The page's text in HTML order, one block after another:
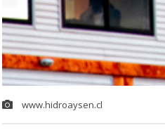
www.hidroaysen.cl